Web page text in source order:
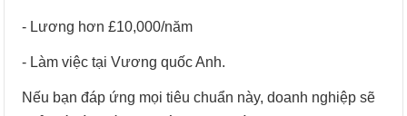
- Lương hơn £10,000/năm
- Làm việc tại Vương quốc Anh.
Nếu bạn đáp ứng mọi tiêu chuẩn này, doanh nghiệp sẽ